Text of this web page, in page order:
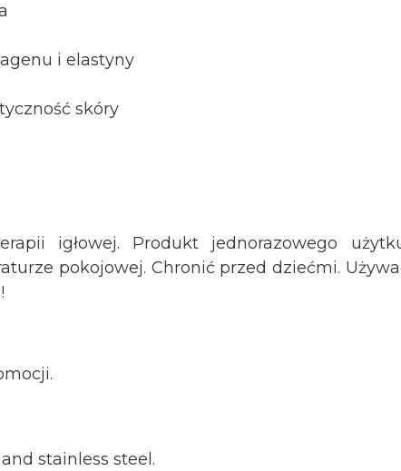
i elastyny
skóry
igłowej. Produkt jednorazowego
pokojowej. Chronić przed dziećmi.
stainless steel.